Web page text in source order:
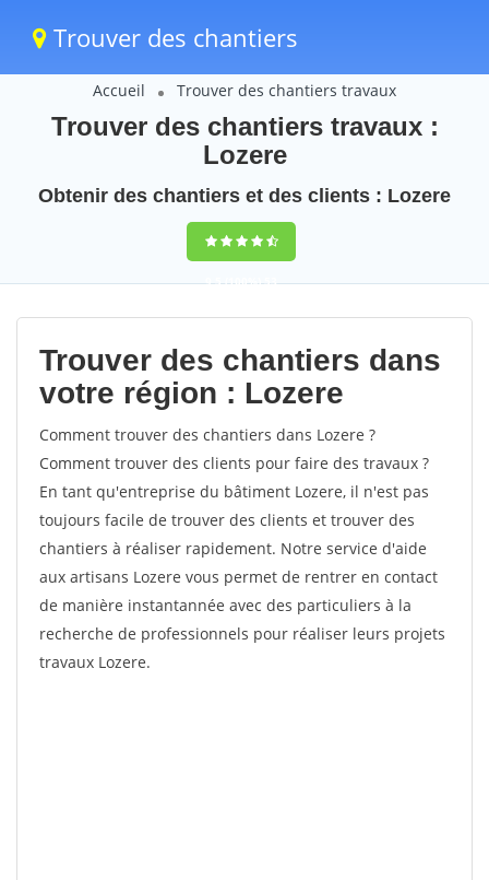
Trouver des chantiers
Accueil Trouver des chantiers travaux
Trouver des chantiers travaux :
Lozere
Obtenir des chantiers et des clients : Lozere
9,5(100%)53
votes
Trouver des chantiers dans
votre région : Lozere
Comment trouver des chantiers dans Lozere ?
Comment trouver des clients pour faire des travaux ?
En tant qu'entreprise du bâtiment Lozere, il n'est pas
toujours facile de trouver des clients et trouver des
chantiers à réaliser rapidement. Notre service d'aide
aux artisans Lozere vous permet de rentrer en contact
de manière instantannée avec des particuliers à la
recherche de professionnels pour réaliser leurs projets
travaux Lozere.